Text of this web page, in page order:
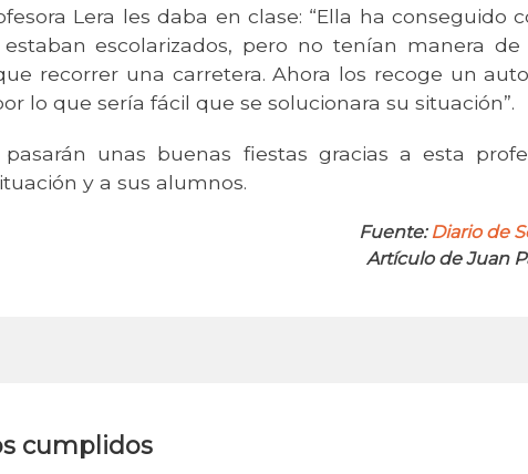
Lera les daba en clase: “Ella ha conseguido
escolarizados, pero no tenían manera de
recorrer una carretera. Ahora los recoge un
lo que sería fácil que se solucionara su situación”.
unas buenas fiestas gracias a esta
y a sus alumnos.
Fuente:Diario de
Artículo de Juan
cumplidos